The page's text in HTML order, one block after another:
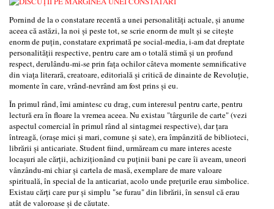
Pornind de la o constatare recentă a unei personalități actuale, și anume
aceea că astăzi, la noi și peste tot, se scrie enorm de mult și se citește
enorm de puțin, constatare exprimată pe social-media, i-am dat dreptate
personalității respective, pentru care am o totală stimă și un profund
respect, derulându-mi-se prin fața ochilor câteva momente semnificative
din viața literară, creatoare, editorială și critică de dinainte de Revoluție,
momente în care, vrând-nevrând am fost prins și eu.
În primul rând, îmi amintesc cu drag, cum interesul pentru carte, pentru
lectură era în floare la vremea aceea. Nu existau "târgurile de carte" (vezi
aspectul comercial în primul rând al sintagmei respective), dar țara
întreagă, (orașe mici și mari, comune și sate), era împânzită de biblioteci,
librării și anticariate. Student fiind, urmăream cu mare interes aceste
locașuri ale cărții, achiziționând cu puținii bani pe care îi aveam, uneori
vânzându-mi chiar și cartela de masă, exemplare de mare valoare
spirituală, în special de la anticariat, acolo unde prețurile erau simbolice.
Existau cărți care pur și simplu "se furau" din librării, în sensul că erau
atât de valoroase și de căutate.